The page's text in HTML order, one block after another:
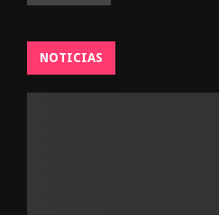
NOTICIAS